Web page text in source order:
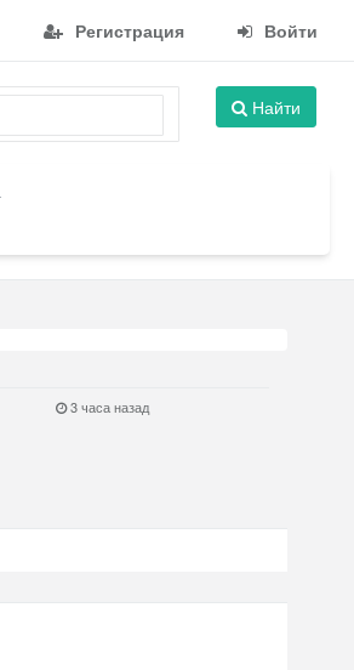
Регистрация Войти
Найти
3 часа назад